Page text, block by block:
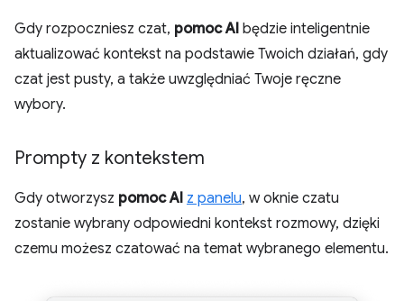
Gdy rozpoczniesz czat, pomoc AI będzie inteligentnie
aktualizować kontekst na podstawie Twoich działań, gdy
czat jest pusty, a także uwzględniać Twoje ręczne
wybory.
Prompty z kontekstem
Gdy otworzysz pomoc AI z panelu, w oknie czatu
zostanie wybrany odpowiedni kontekst rozmowy, dzięki
czemu możesz czatować na temat wybranego elementu.